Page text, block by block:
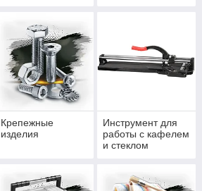
Крепежные
изделия
Инструмент для
работы с кафелем
и стеклом